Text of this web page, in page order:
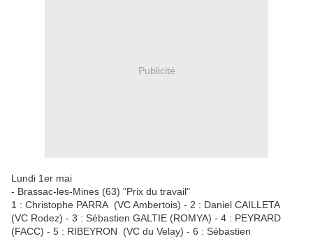
Publicité
Lundi 1er mai
- Brassac-les-Mines (63) "Prix du travail"
1 : Christophe PARRA (VC Ambertois) - 2 : Daniel CAILLETA
(VC Rodez) - 3 : Sébastien GALTIE (ROMYA) - 4 : PEYRARD
(FACC) - 5 : RIBEYRON (VC du Velay) - 6 : Sébastien